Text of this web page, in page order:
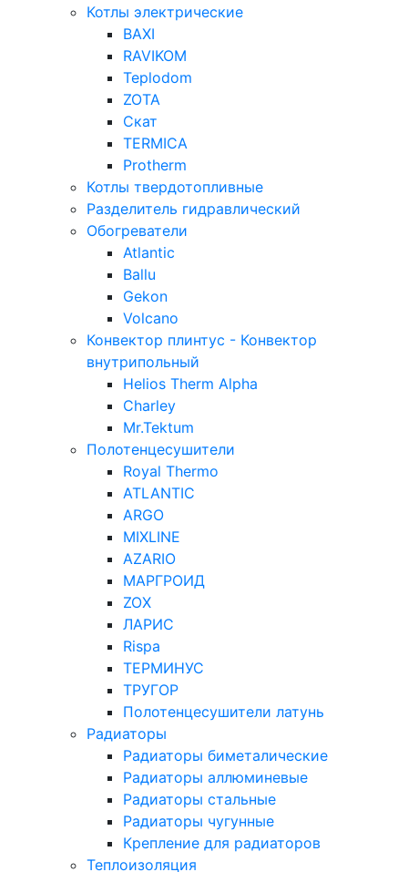
Котлы электрические
BAXI
RAVIKOM
Teplodom
ZOTA
Скат
TERMICA
Protherm
Котлы твердотопливные
Разделитель гидравлический
Обогреватели
Atlantic
Ballu
Gekon
Volcano
Конвектор плинтус - Конвектор
внутрипольный
Helios Therm Alpha
Charley
Mr.Tektum
Полотенцесушители
Royal Thermo
ATLANTIC
ARGO
MIXLINE
AZARIO
МАРГРОИД
ZOX
ЛАРИС
Rispa
ТЕРМИНУС
ТРУГОР
Полотенцесушители латунь
Радиаторы
Радиаторы биметалические
Радиаторы аллюминевые
Радиаторы стальные
Радиаторы чугунные
Крепление для радиаторов
Теплоизоляция